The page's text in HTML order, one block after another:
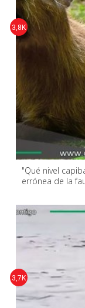
"Qué nivel
errónea de la
3,8K
3,7K